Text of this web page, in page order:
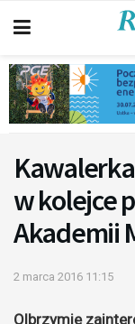
w kolejce
Akademii
2 marca 2016 11:15
Olbrzymie